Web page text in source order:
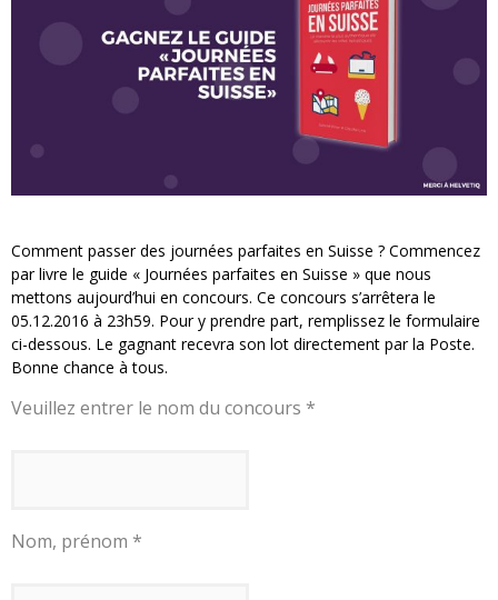
« Damn Them All » - Un duo de Choc !
Yoshi and the mysterious book
Comment passer des journées parfaites en Suisse ? Commencez
par livre le guide « Journées parfaites en Suisse » que nous
mettons aujourd’hui en concours. Ce concours s’arrêtera le
05.12.2016 à 23h59. Pour y prendre part, remplissez le formulaire
ci-dessous. Le gagnant recevra son lot directement par la Poste.
Bonne chance à tous.
Veuillez entrer le nom du concours *
Nom, prénom *